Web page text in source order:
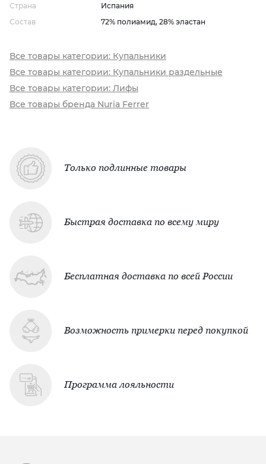
Страна
Испания
Состав
72% полиамид, 28% эластан
Все товары категории: Купальники
Все товары категории: Купальники раздельные
Все товары категории: Лифы
Все товары бренда Nuria Ferrer
Только подлинные товары
Быстрая доставка по всему миру
Бесплатная доставка по всей России
Возможность примерки перед покупкой
Программа лояльности